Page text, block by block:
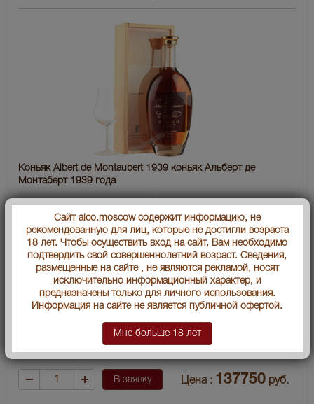
Коньяк Albert de Montaubert 1939 коньяк Альберт де
Монтаберт 1939 года
Страна производства Франция
Объем бутылки 0.7 л
Градус 45
Год производства 1939
Только самовывоз
В заявку Цена : 137750 руб.
Сайт alco.moscow содержит информацию, не
рекомендованную для лиц, которые не достигли возраста
18 лет. Чтобы осуществить вход на сайт, Вам необходимо
подтвердить свой совершеннолетний возраст. Сведения,
размещенные на сайте , не являются рекламой, носят
исключительно информационный характер, и
предназначены только для личного использования.
Информация на сайте не является публичной офертой.
Мне больше 18 лет